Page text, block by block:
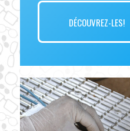
DÉCOUVREZ-LES!